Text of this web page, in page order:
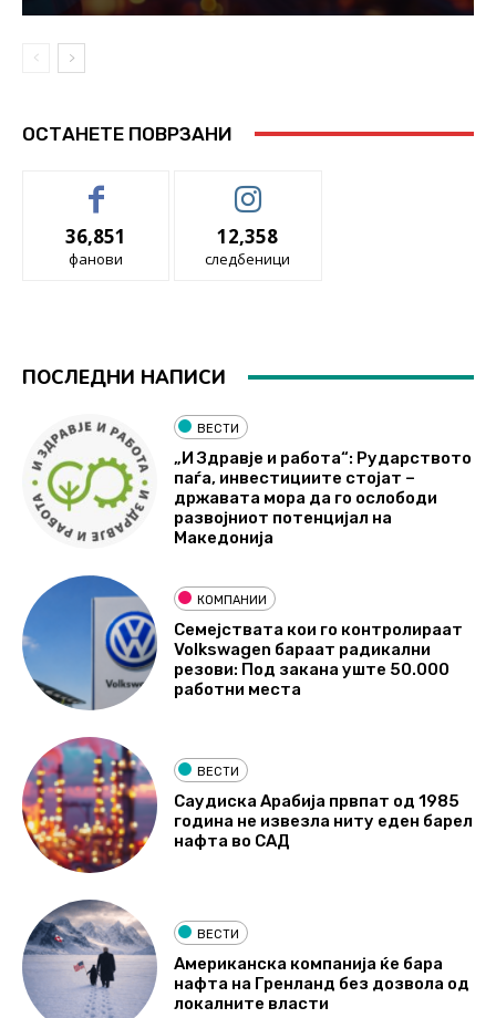
ОСТАНЕТЕ ПОВРЗАНИ
36,851
фанови
12,358
следбеници
ПОСЛЕДНИ НАПИСИ
ВЕСТИ
„И Здравје и работа“: Рударството
паѓа, инвестициите стојат –
државата мора да го ослободи
развојниот потенцијал на
Македонија
КОМПАНИИ
Семејствата кои го контролираат
Volkswagen бараат радикални
резови: Под закана уште 50.000
работни места
ВЕСТИ
Саудиска Арабија првпат од 1985
година не извезла ниту еден барел
нафта во САД
ВЕСТИ
Американска компанија ќе бара
нафта на Гренланд без дозвола од
локалните власти